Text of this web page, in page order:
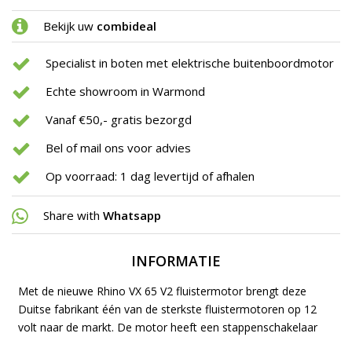
Bekijk uw combideal
Specialist in boten met elektrische buitenboordmotor
Echte showroom in Warmond
Vanaf €50,- gratis bezorgd
Bel of mail ons voor advies
Op voorraad: 1 dag levertijd of afhalen
Share with Whatsapp
INFORMATIE
Met de nieuwe Rhino VX 65 V2 fluistermotor brengt deze
Duitse fabrikant één van de sterkste fluistermotoren op 12
volt naar de markt. De motor heeft een stappenschakelaar